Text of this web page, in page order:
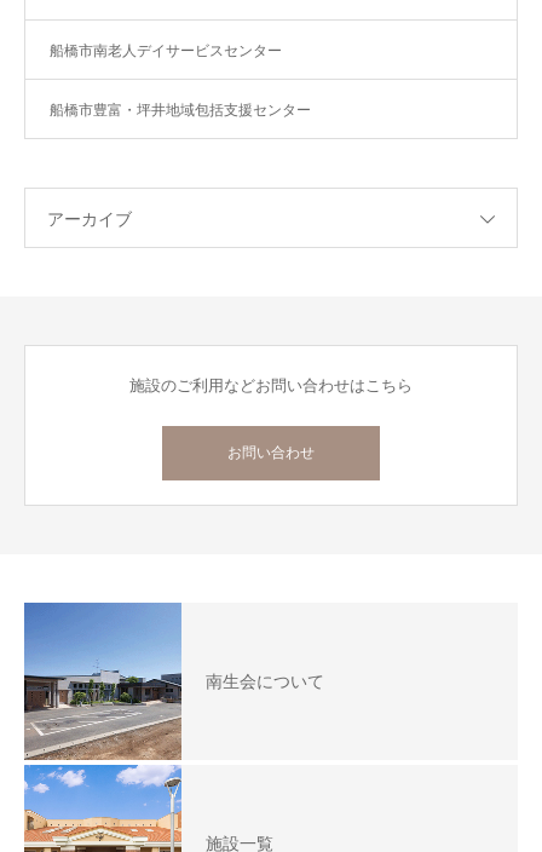
船橋市南老人デイサービスセンター
船橋市豊富・坪井地域包括支援センター
アーカイブ
施設のご利用などお問い合わせはこちら
お問い合わせ
南生会について
施設一覧